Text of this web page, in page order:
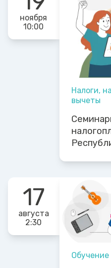
ноября
10:00
Налоги,
вычеты
17
августа
2:30
Обучение